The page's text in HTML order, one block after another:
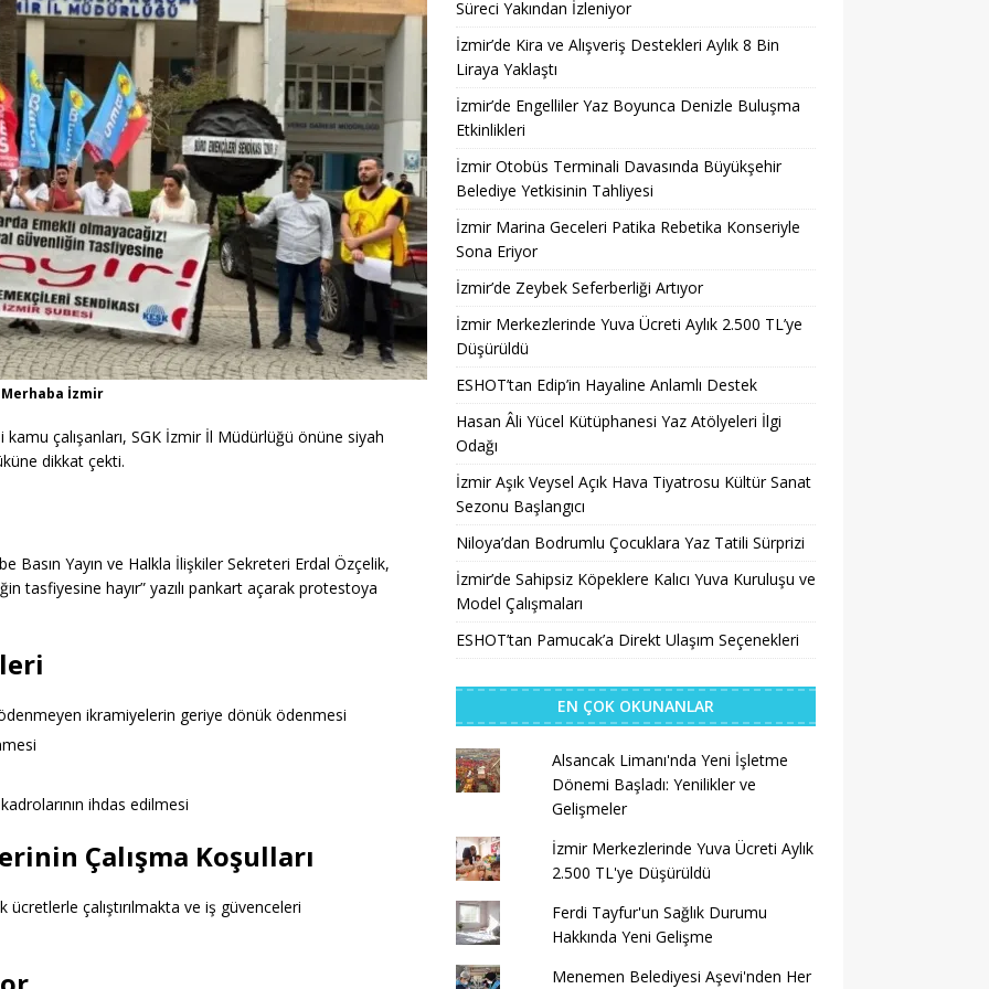
Merhaba İzmir
kamu çalışanları, SGK İzmir İl Müdürlüğü önüne siyah
dikkat çekti.
Basın Yayın ve Halkla İlişkiler Sekreteri Erdal Özçelik,
tasfiyesine hayır” yazılı pankart açarak protestoya
ikramiyelerin geriye dönük ödenmesi
ihdas edilmesi
Çalışma Koşulları
çalıştırılmakta ve iş güvenceleri
Süreci Yakından İzleniyor
İzmir’de Kira ve Alışveriş Destekleri Aylık 8 Bin
Liraya Yaklaştı
İzmir’de Engelliler Yaz Boyunca Denizle Buluşma
Etkinlikleri
İzmir Otobüs Terminali Davasında Büyükşehir
Belediye Yetkisinin Tahliyesi
İzmir Marina Geceleri Patika Rebetika Konseriyle
Sona Eriyor
İzmir’de Zeybek Seferberliği Artıyor
İzmir Merkezlerinde Yuva Ücreti Aylık 2.500 TL’ye
Düşürüldü
ESHOT’tan Edip’in Hayaline Anlamlı Destek
Hasan Âli Yücel Kütüphanesi Yaz Atölyeleri İlgi
Odağı
İzmir Aşık Veysel Açık Hava Tiyatrosu Kültür Sanat
Sezonu Başlangıcı
Niloya’dan Bodrumlu Çocuklara Yaz Tatili Sürprizi
İzmir’de Sahipsiz Köpeklere Kalıcı Yuva Kuruluşu ve
Model Çalışmaları
ESHOT’tan Pamucak’a Direkt Ulaşım Seçenekleri
EN ÇOK OKUNANLAR
Alsancak Limanı'nda Yeni İşletme
Dönemi Başladı: Yenilikler ve
Gelişmeler
İzmir Merkezlerinde Yuva Ücreti Aylık
2.500 TL'ye Düşürüldü
Ferdi Tayfur'un Sağlık Durumu
Hakkında Yeni Gelişme
Menemen Belediyesi Aşevi'nden Her